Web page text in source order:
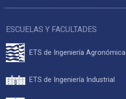
ESCUELAS Y FACULTADES
ETS de Ingeniería Agronómica
ETS de Ingeniería Industrial